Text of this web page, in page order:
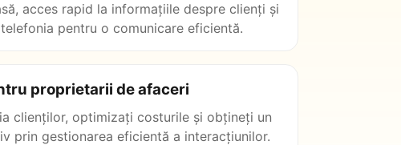
acces rapid la informațiile despre clienți și
pentru o comunicare eficientă.
proprietarii de afaceri
clienților, optimizați costurile și obțineți un
prin gestionarea eficientă a interacțiunilor.